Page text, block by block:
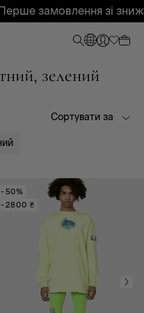
замовлення зі
зелений
Зима 2025
Сортувати за
-50%
-2800 ₴